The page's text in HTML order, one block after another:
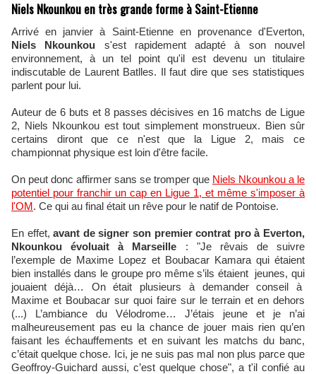
Niels Nkounkou en très grande forme à Saint-Etienne
Arrivé en janvier à Saint-Etienne en provenance d'Everton,
Niels Nkounkou s'est rapidement adapté à son nouvel
environnement, à un tel point qu'il est devenu un titulaire
indiscutable de Laurent Batlles. Il faut dire que ses statistiques
parlent pour lui.
Auteur de 6 buts et 8 passes décisives en 16 matchs de Ligue
2, Niels Nkounkou est tout simplement monstrueux. Bien sûr
certains diront que ce n'est que la Ligue 2, mais ce
championnat physique est loin d'être facile.
On peut donc affirmer sans se tromper que Niels Nkounkou a le
potentiel pour franchir un cap en Ligue 1, et même s'imposer à
l'OM. Ce qui au final était un rêve pour le natif de Pontoise.
En effet,avant de signer son premier contrat pro à Everton,
Nkounkou évoluait à Marseille : "Je rêvais de suivre
l’exemple de Maxime Lopez et Boubacar Kamara qui étaient
bien installés dans le groupe pro même s’ils étaient jeunes, qui
jouaient déjà… On était plusieurs à demander conseil à
Maxime et Boubacar sur quoi faire sur le terrain et en dehors
(...) L’ambiance du Vélodrome… J’étais jeune et je n’ai
malheureusement pas eu la chance de jouer mais rien qu’en
faisant les échauffements et en suivant les matchs du banc,
c’était quelque chose. Ici, je ne suis pas mal non plus parce que
Geoffroy-Guichard aussi, c’est quelque chose", a t'il confié au